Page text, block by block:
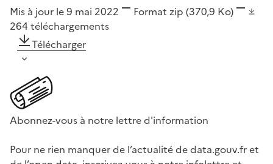
Mis à jour le 9 mai 2022 Format zip (370,9 Ko)
264 téléchargements
Télécharger
Abonnez-vous à notre lettre d'information
Pour ne rien manquer de l’actualité de data.gouv.fr et